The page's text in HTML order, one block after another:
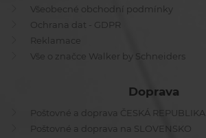
Všeobecné obchodní podmínky
Ochrana dat - GDPR
Reklamace
Vše o značce Walker by Schneiders
Doprava
Poštovné a doprava ČESKÁ REPUBLIKA
Poštovné a doprava na SLOVENSKO